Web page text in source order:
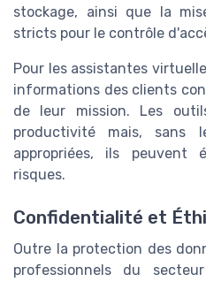
stockage, ainsi que la
stricts pour le contrôle
Pour les assistantes
informations des clients
de leur mission. Les
productivité mais, sans
appropriées, ils peuvent
risques.
Confidentialité et
Outre la protection des
professionnels du